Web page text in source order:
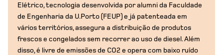
Elétrico, tecnologia desenvolvida por alumni da Faculdade
de Engenharia da U.Porto (FEUP) e já patenteada em
vários territórios, assegura a distribuição de produtos
frescos e congelados sem recorrer ao uso de diesel. Além
disso, é livre de emissões de CO2 e opera com baixo ruído